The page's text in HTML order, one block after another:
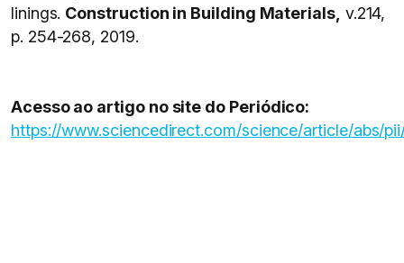
linings. Construction in Building Materials, v.214,
p. 254-268, 2019.
Acesso ao artigo no site do Periódico:
https://www.sciencedirect.com/science/article/abs/